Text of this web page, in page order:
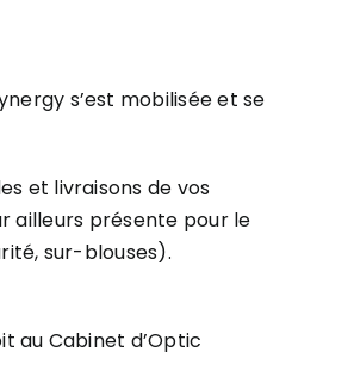
s’est mobilisée et se
et livraisons de vos
ailleurs présente pour le
sur-blouses).
au Cabinet d’Optic